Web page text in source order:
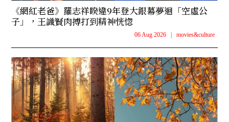
《網紅老爸》羅志祥睽違9年登大銀幕夢迴「空虛公
子」，王識賢肉搏打到精神恍惚
06 Aug 2026 | movies&culture